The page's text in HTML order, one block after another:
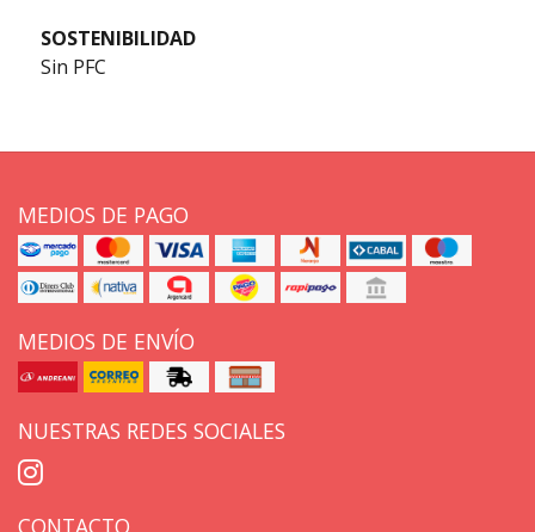
SOSTENIBILIDAD
Sin PFC
MEDIOS DE PAGO
MEDIOS DE ENVÍO
NUESTRAS REDES SOCIALES
CONTACTO